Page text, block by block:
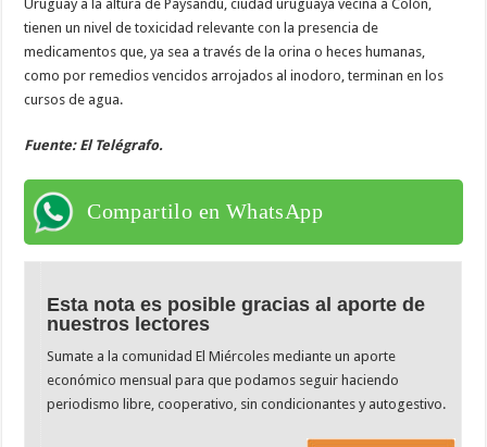
Uruguay a la altura de Paysandú, ciudad uruguaya vecina a Colón,
tienen un nivel de toxicidad relevante con la presencia de
medicamentos que, ya sea a través de la orina o heces humanas,
como por remedios vencidos arrojados al inodoro, terminan en los
cursos de agua.
Fuente: El Telégrafo.
Compartilo en WhatsApp
Esta nota es posible gracias al aporte de
nuestros lectores
Sumate a la comunidad El Miércoles mediante un aporte
económico mensual para que podamos seguir haciendo
periodismo libre, cooperativo, sin condicionantes y autogestivo.